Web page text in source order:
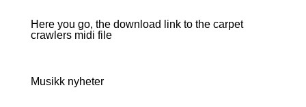
Here you go, the download link to the carpet
crawlers midi file
Musikk nyheter